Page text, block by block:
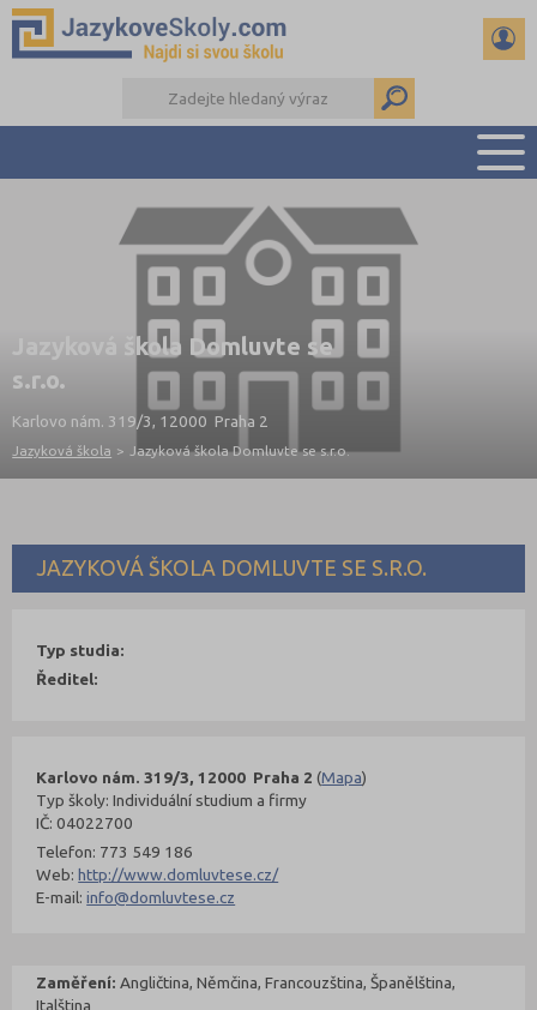
PŘEHLED ŠKOL
PŘÍPRAVA NA ZKOUŠKY A K MATURITĚ
RADY A ČLÁNKY
KONTAKTY
DALŠÍ DRUHY ŠKOL
Jazyková škola Domluvte se
s.r.o.
Karlovo nám. 319/3, 12000 Praha 2
Jazyková škola > Jazyková škola Domluvte se s.r.o.
JAZYKOVÁ ŠKOLA DOMLUVTE SE S.R.O.
Karlovo nám. 319/3, 12000 Praha 2 (Mapa)
Typ školy: Individuální studium a firmy
IČ: 04022700
Telefon: 773 549 186
Web:http://www.domluvtese.cz/
E-mail:info@domluvtese.cz
Typ studia:
Ředitel:
Zaměření: Angličtina, Němčina, Francouzština, Španělština,
Italština